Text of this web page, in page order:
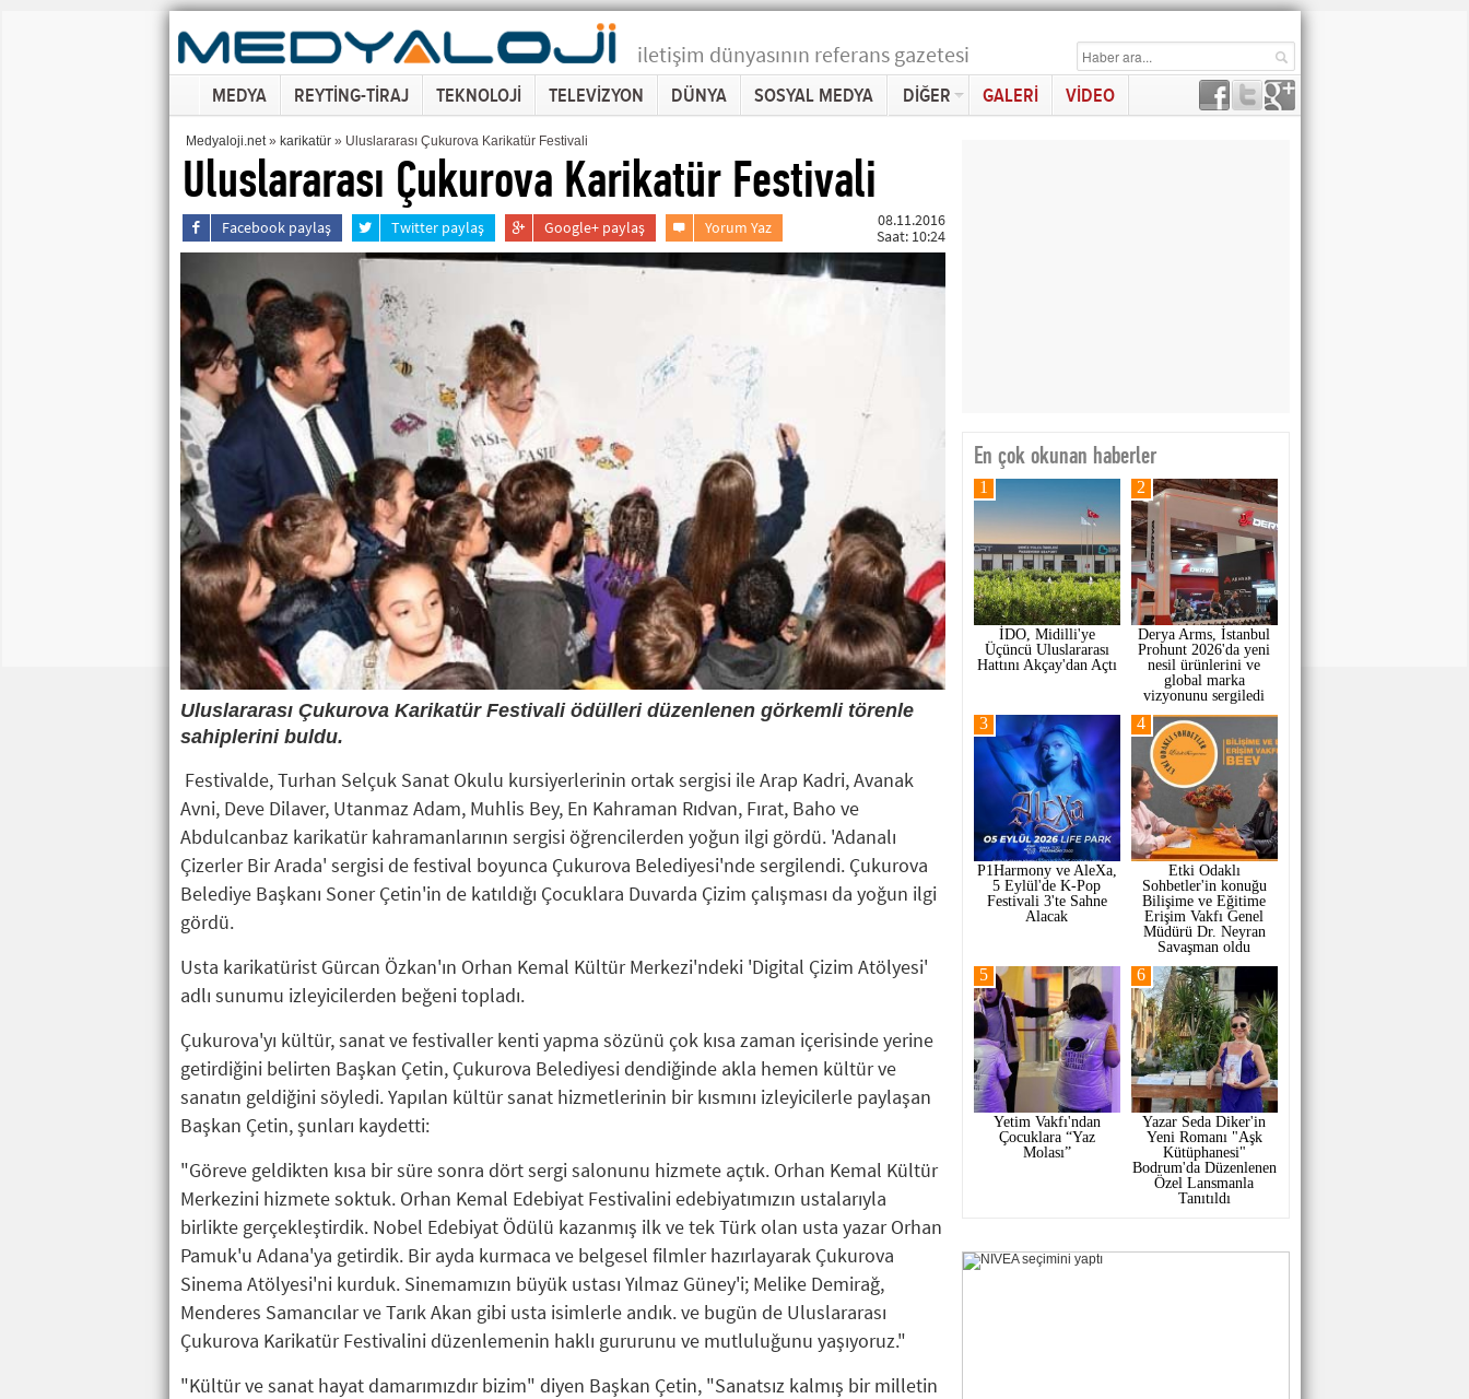
iletişim dünyasının referans gazetesi
MEDYA REYTİNG-TİRAJ TEKNOLOJİ TELEVİZYON DÜNYA SOSYAL MEDYA DİĞER GALERİ VİDEO
Uluslararası Çukurova Karikatür Festivali
Medyaloji.net» karikatür» Uluslararası Çukurova Karikatür Festivali
Facebook paylaş Twitter paylaş Google+ paylaş Yorum Yaz
08.11.2016
Saat: 10:24
Uluslararası Çukurova Karikatür Festivali ödülleri düzenlenen görkemli törenle
sahiplerini buldu.
Festivalde, Turhan Selçuk Sanat Okulu kursiyerlerinin ortak sergisi ile Arap Kadri, Avanak
Avni, Deve Dilaver, Utanmaz Adam, Muhlis Bey, En Kahraman Rıdvan, Fırat, Baho ve
Abdulcanbaz karikatür kahramanlarının sergisi öğrencilerden yoğun ilgi gördü. 'Adanalı
Çizerler Bir Arada' sergisi de festival boyunca Çukurova Belediyesi'nde sergilendi. Çukurova
Belediye Başkanı Soner Çetin'in de katıldığı Çocuklara Duvarda Çizim çalışması da yoğun ilgi
gördü.
Usta karikatürist Gürcan Özkan'ın Orhan Kemal Kültür Merkezi'ndeki 'Digital Çizim Atölyesi'
adlı sunumu izleyicilerden beğeni topladı.
Çukurova'yı kültür, sanat ve festivaller kenti yapma sözünü çok kısa zaman içerisinde yerine
getirdiğini belirten Başkan Çetin, Çukurova Belediyesi dendiğinde akla hemen kültür ve
sanatın geldiğini söyledi. Yapılan kültür sanat hizmetlerinin bir kısmını izleyicilerle paylaşan
Başkan Çetin, şunları kaydetti:
"Göreve geldikten kısa bir süre sonra dört sergi salonunu hizmete açtık. Orhan Kemal Kültür
Merkezini hizmete soktuk. Orhan Kemal Edebiyat Festivalini edebiyatımızın ustalarıyla
birlikte gerçekleştirdik. Nobel Edebiyat Ödülü kazanmış ilk ve tek Türk olan usta yazar Orhan
Pamuk'u Adana'ya getirdik. Bir ayda kurmaca ve belgesel filmler hazırlayarak Çukurova
Sinema Atölyesi'ni kurduk. Sinemamızın büyük ustası Yılmaz Güney'i; Melike Demirağ,
Menderes Samancılar ve Tarık Akan gibi usta isimlerle andık. ve bugün de Uluslararası
Çukurova Karikatür Festivalini düzenlemenin haklı gururunu ve mutluluğunu yaşıyoruz."
"Kültür ve sanat hayat damarımızdır bizim" diyen Başkan Çetin, "Sanatsız kalmış bir milletin
En çok okunan haberler
İDO, Midilli'ye
Üçüncü Uluslararası
Hattını Akçay'dan Açtı
1
Derya Arms, İstanbul
Prohunt 2026'da yeni
nesil ürünlerini ve
global marka
vizyonunu sergiledi
2
P1Harmony ve AleXa,
5 Eylül'de K-Pop
Festivali 3'te Sahne
Alacak
3
Etki Odaklı
Sohbetler'in konuğu
Bilişime ve Eğitime
Erişim Vakfı Genel
Müdürü Dr. Neyran
Savaşman oldu
4
Yetim Vakfı'ndan
Çocuklara “Yaz
Molası”
5
Yazar Seda Diker'in
Yeni Romanı "Aşk
Kütüphanesi"
Bodrum'da Düzenlenen
Özel Lansmanla
Tanıtıldı
6